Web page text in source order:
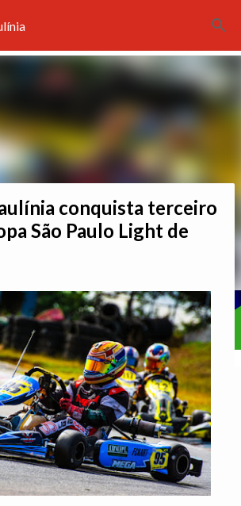
para o conteúdo principal
conquista terceiro
São Paulo Light de